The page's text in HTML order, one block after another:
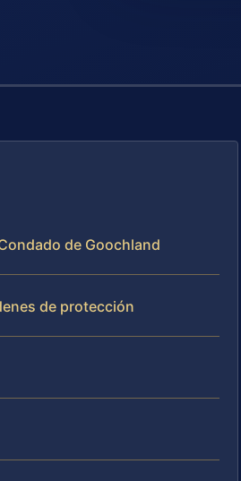
de Goochland
de protección